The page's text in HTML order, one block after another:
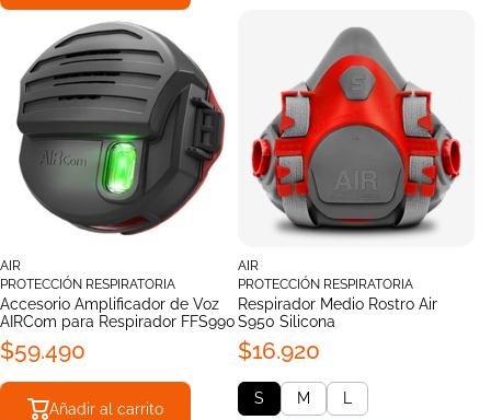
AIR
PROTECCIÓN RESPIRATORIA
Accesorio Amplificador de Voz
AIRCom para Respirador FFS990
$59.490
Añadir al carrito
AIR
PROTECCIÓN RESPIRATORIA
Respirador Medio Rostro Air
S950 Silicona
$16.920
S M